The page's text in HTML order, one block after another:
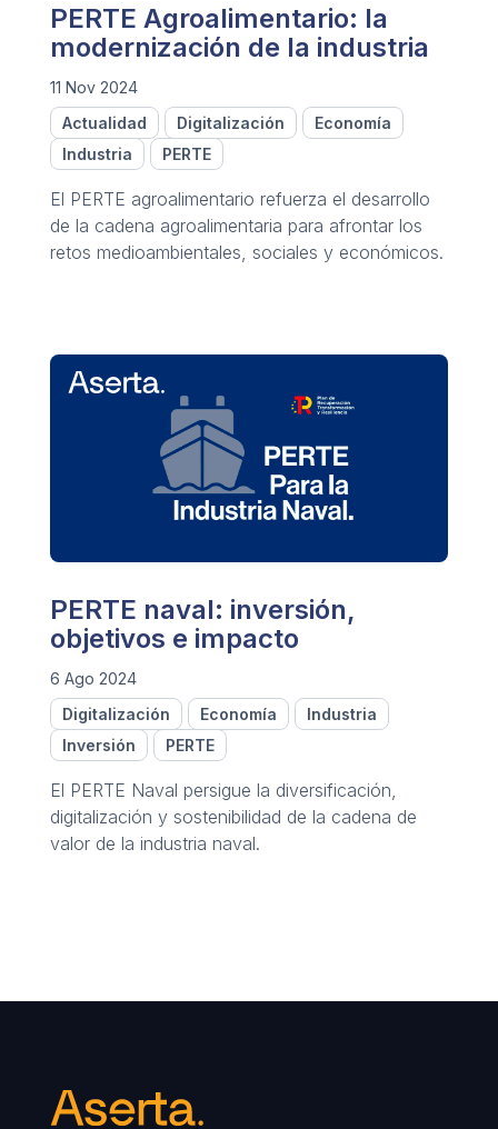
PERTE Agroalimentario: la
modernización de la industria
11 Nov 2024
Actualidad
Digitalización
Economía
Industria
PERTE
El PERTE agroalimentario refuerza el desarrollo
de la cadena agroalimentaria para afrontar los
retos medioambientales, sociales y económicos.
PERTE naval: inversión,
objetivos e impacto
6 Ago 2024
Digitalización
Economía
Industria
Inversión
PERTE
El PERTE Naval persigue la diversificación,
digitalización y sostenibilidad de la cadena de
valor de la industria naval.